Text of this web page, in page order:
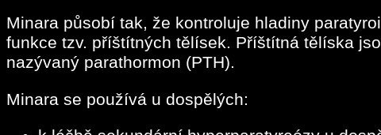
Minara působí tak, že kontroluje hladiny
funkce tzv. příštítných tělísek. Příštítná tělíska
nazývaný parathormon (PTH).
Minara se používá u dospělých: